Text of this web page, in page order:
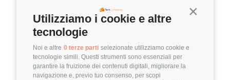
Continua
Utilizziamo i cookie e altre
tecnologie
Noi e altre 0 terze parti selezionate utilizziamo cookie e
tecnologie simili. Questi strumenti sono essenziali per
garantire la fruizione dei contenuti digitali, migliorare la
navigazione e, previo tuo consenso, per scopi
System Administrator
🏢 Clutch
3.8 FuffAnnuncio Score